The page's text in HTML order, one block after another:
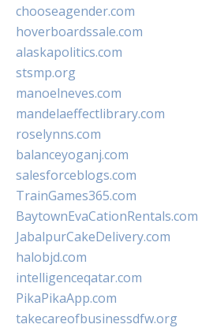
chooseagender.com
hoverboardssale.com
alaskapolitics.com
stsmp.org
manoelneves.com
mandelaeffectlibrary.com
roselynns.com
balanceyoganj.com
salesforceblogs.com
TrainGames365.com
BaytownEvaCationRentals.com
JabalpurCakeDelivery.com
halobjd.com
intelligenceqatar.com
PikaPikaApp.com
takecareofbusinessdfw.org